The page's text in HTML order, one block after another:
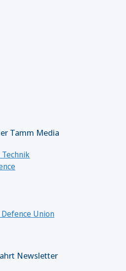
Tamm Media
Union
Newsletter